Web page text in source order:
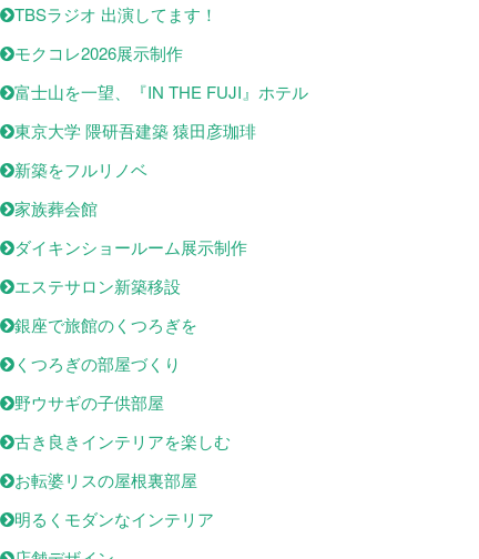
TBSラジオ 出演してます！
モクコレ2026展示制作
富士山を一望、『IN THE FUJI』ホテル
東京大学 隈研吾建築 猿田彦珈琲
新築をフルリノベ
家族葬会館
ダイキンショールーム展示制作
エステサロン新築移設
銀座で旅館のくつろぎを
くつろぎの部屋づくり
野ウサギの子供部屋
古き良きインテリアを楽しむ
お転婆リスの屋根裏部屋
明るくモダンなインテリア